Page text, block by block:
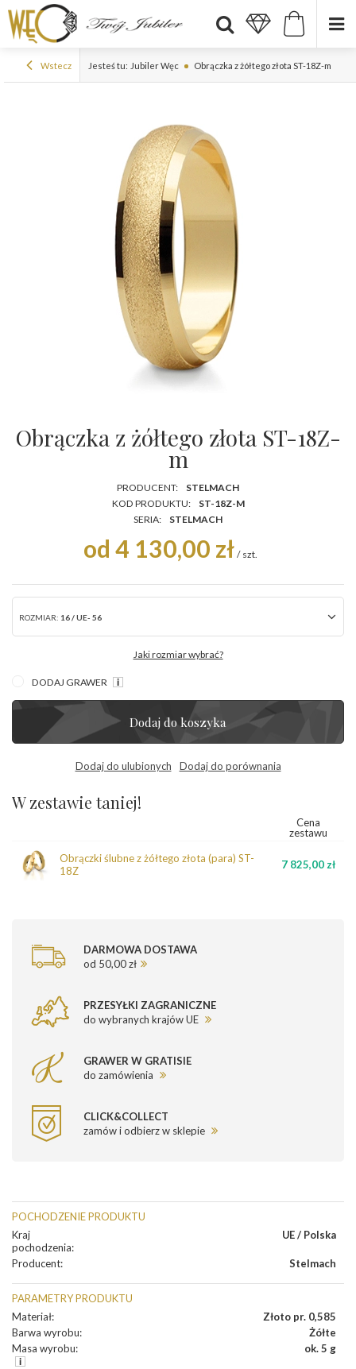
Wstecz Jesteś tu: Jubiler Węc Obrączka z żółtego złota ST-18Z-m
Obrączka z żółtego złota ST-18Z-
m
PRODUCENT:
STELMACH
KOD PRODUKTU:
ST-18Z-M
SERIA:
STELMACH
od 4 130,00 zł / szt.
ROZMIAR: 16 / UE- 56
Jaki rozmiar wybrać?
DODAJ GRAWER
Dodaj do koszyka
Dodaj do ulubionych Dodaj do porównania
W zestawie taniej!
Cena
zestawu
Obrączki ślubne z żółtego złota (para) ST-
18Z
7 825,00 zł
DARMOWA DOSTAWA
od 50,00 zł
PRZESYŁKI ZAGRANICZNE
do wybranych krajów UE
GRAWER W GRATISIE
do zamówienia
CLICK&COLLECT
zamów i odbierz w sklepie
POCHODZENIE PRODUKTU
Kraj
pochodzenia:
UE / Polska
Producent: Stelmach
PARAMETRY PRODUKTU
Materiał:
Złoto pr. 0,585
Barwa wyrobu:
Żółte
Masa wyrobu: ok. 5 g